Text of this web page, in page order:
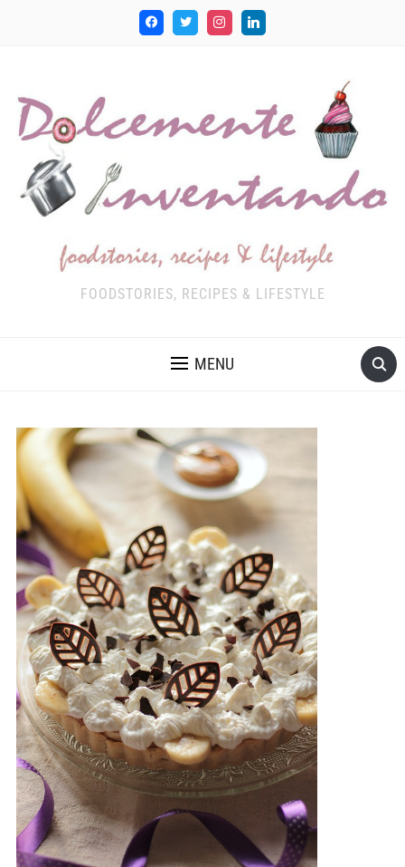
FOODSTORIES, RECIPES & LIFESTYLE
MENU